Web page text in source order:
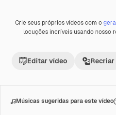
PremiumGerada com IA
Crie seus próprios vídeos com o
locuções incríveis usando nosso
Editar vídeo Recriar
Músicas sugeridas para este vídeo